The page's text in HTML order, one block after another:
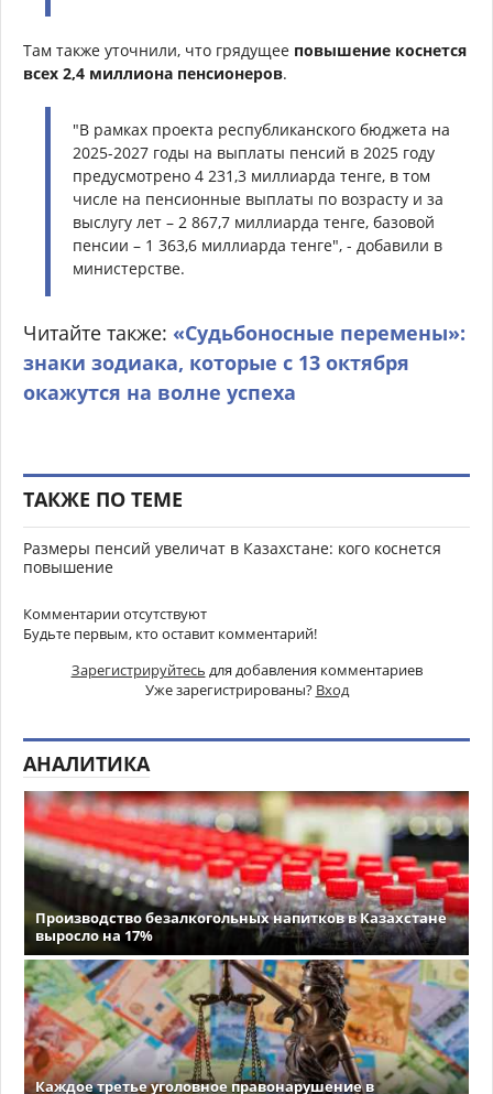
Там также уточнили, что грядущее повышение коснется
всех 2,4 миллиона пенсионеров.
"В рамках проекта республиканского бюджета на
2025-2027 годы на выплаты пенсий в 2025 году
предусмотрено 4 231,3 миллиарда тенге, в том
числе на пенсионные выплаты по возрасту и за
выслугу лет – 2 867,7 миллиарда тенге, базовой
пенсии – 1 363,6 миллиарда тенге", - добавили в
министерстве.
Читайте также: «Судьбоносные перемены»:
знаки зодиака, которые с 13 октября
окажутся на волне успеха
ТАКЖЕ ПО ТЕМЕ
Размеры пенсий увеличат в Казахстане: кого коснется
повышение
Комментарии отсутствуют
Будьте первым, кто оставит комментарий!
Зарегистрируйтесь для добавления комментариев
Уже зарегистрированы? Вход
АНАЛИТИКА
Производство безалкогольных напитков в Казахстане
выросло на 17%
Каждое третье уголовное правонарушение в